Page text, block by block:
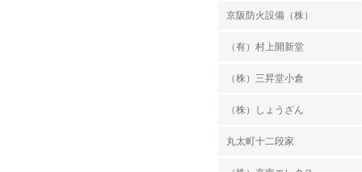
京阪防火設備（株）
（有）村上開新堂
（株）三昇堂小倉
（株）しょうざん
丸太町十二段家